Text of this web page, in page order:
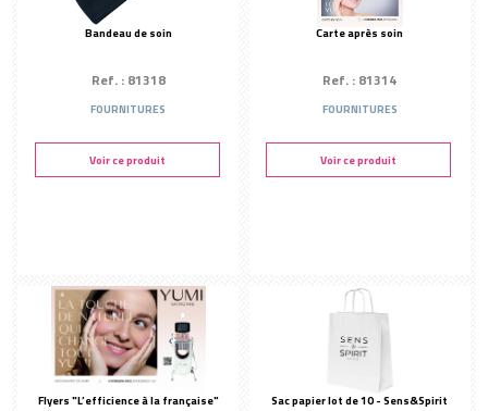
Bandeau de soin
Ref. : 81318
FOURNITURES
Voir ce produit
Carte après soin
Ref. : 81314
FOURNITURES
Voir ce produit
Flyers "L’efficience à la française" Sac papier lot de 10 - Sens&Spirit